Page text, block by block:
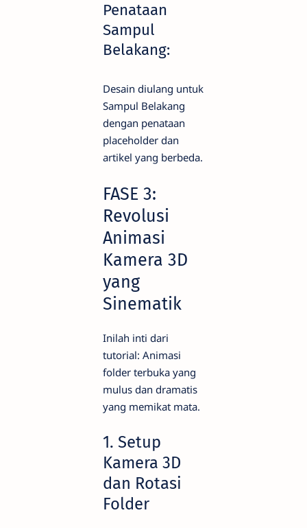
Penataan
Sampul
Belakang:
Desain diulang untuk
Sampul Belakang
dengan penataan
placeholder dan
artikel yang berbeda.
FASE 3:
Revolusi
Animasi
Kamera 3D
yang
Sinematik
Inilah inti dari
tutorial: Animasi
folder terbuka yang
mulus dan dramatis
yang memikat mata.
1. Setup
Kamera 3D
dan Rotasi
Folder